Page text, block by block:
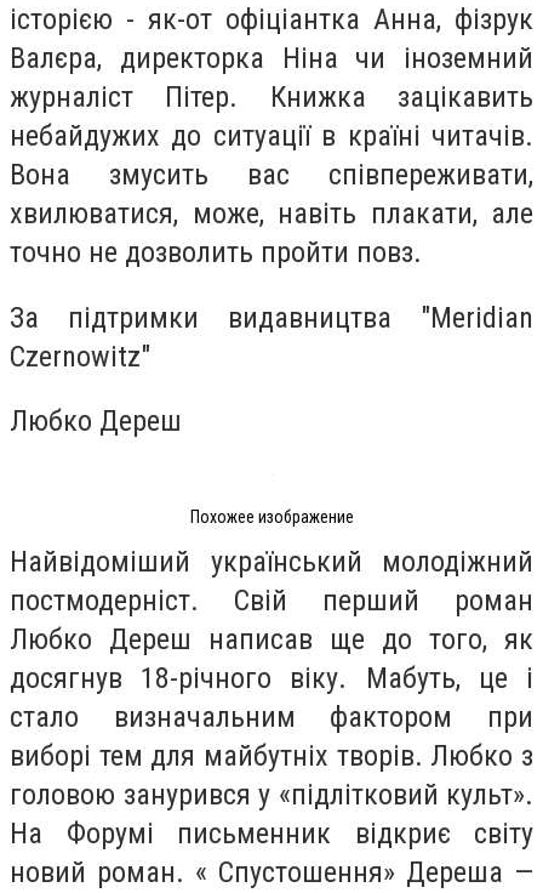
історією - як-от офіціантка Анна, фізрук
Валєра, директорка Ніна чи іноземний
журналіст Пітер. Книжка зацікавить
небайдужих до ситуації в країні читачів.
Вона змусить вас співпереживати,
хвилюватися, може, навіть плакати, але
точно не дозволить пройти повз.
За підтримки видавництва "Meridian
Czernowitz"
Любко Дереш
Похожее изображение
Найвідоміший український молодіжний
постмодерніст. Свій перший роман
Любко Дереш написав ще до того, як
досягнув 18-річного віку. Мабуть, це і
стало визначальним фактором при
виборі тем для майбутніх творів. Любко з
головою занурився у «підлітковий культ».
На Форумі письменник відкриє світу
новий роман. « Спустошення» Дереша —